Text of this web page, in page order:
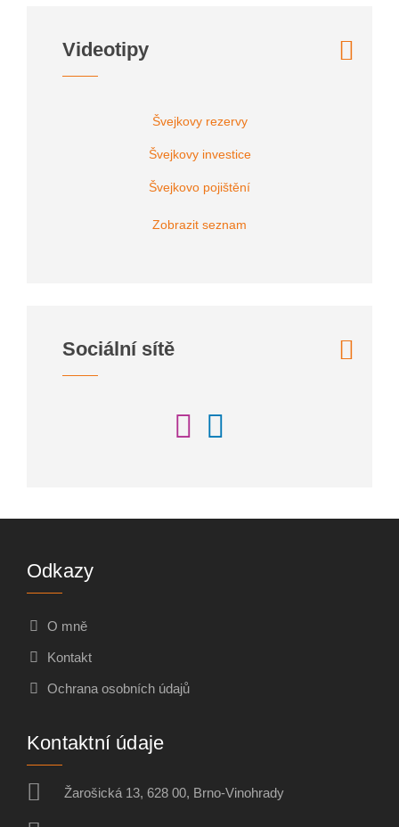
Videotipy
Švejkovy rezervy
Švejkovy investice
Švejkovo pojištění
Zobrazit seznam
Sociální sítě
Odkazy
O mně
Kontakt
Ochrana osobních údajů
Kontaktní údaje
Žarošická 13, 628 00, Brno-Vinohrady